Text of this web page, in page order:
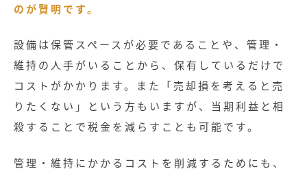
のが賢明です。
設備は保管スペースが必要であることや、管理・
維持の人手がいることから、保有しているだけで
コストがかかります。また「売却損を考えると売
りたくない」という方もいますが、当期利益と相
殺することで税金を減らすことも可能です。
管理・維持にかかるコストを削減するためにも、